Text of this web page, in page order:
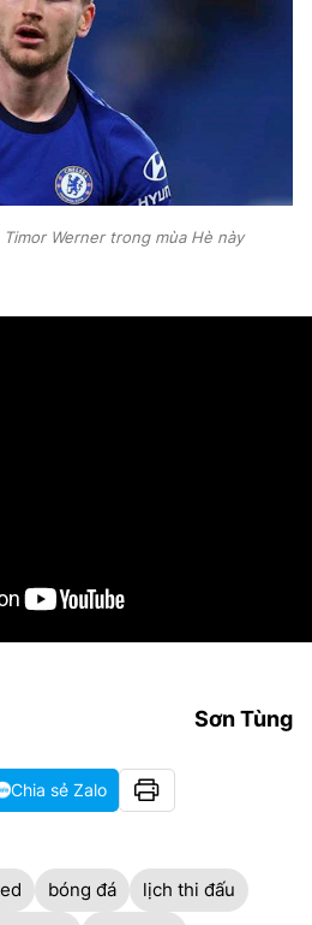
Werner trong mùa Hè này
Sơn Tùng
Chia sẻ Zalo
bóng đá
lịch thi đấu